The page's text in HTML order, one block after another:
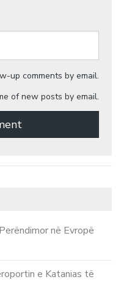
up comments by email.
of new posts by email.
në Evropë
e Katanias të